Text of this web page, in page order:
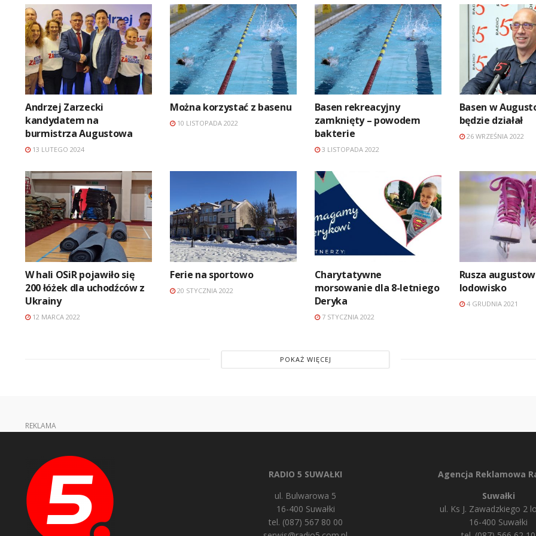
Andrzej Zarzecki
kandydatem na
burmistrza Augustowa
13 LUTEGO 2024
Można korzystać z basenu
10 LISTOPADA 2022
Basen rekreacyjny
zamknięty – powodem
bakterie
3 LISTOPADA 2022
Basen w
będzie działał
26 WRZEŚNIA 2022
W hali OSiR pojawiło się
200 łóżek dla uchodźców z
Ukrainy
12 MARCA 2022
Ferie na sportowo
20 STYCZNIA 2022
Charytatywne
morsowanie dla 8-letniego
Deryka
7 STYCZNIA 2022
Rusza
lodowisko
4 GRUDNIA 2021
POKAŻ WIĘCEJ
REKLAMA
RADIO 5 SUWAŁKI
ul. Bulwarowa 5
16-400 Suwałki
tel. (087) 567 80 00
Agencja Reklamowa
Suwałki
ul. Ks J. Zawadzkiego 2
16-400 Suwałki